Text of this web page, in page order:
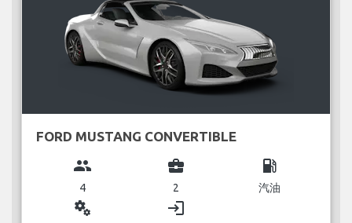
FORD MUSTANG CONVERTIBLE
group
4
business_center
2
local_gas_station
汽油
miscellaneous_services login